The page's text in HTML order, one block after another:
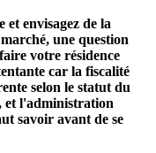
et envisagez de la
une question
votre résidence
car la fiscalité
selon le statut du
et l'administration
savoir avant de se